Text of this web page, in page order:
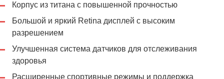
Корпус из титана с повышенной прочностью
Большой и яркий Retina дисплей с высоким
разрешением
Улучшенная система датчиков для отслеживания
здоровья
Расширенные спортивные режимы и поддержка